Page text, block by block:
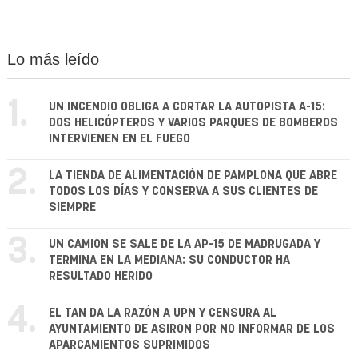
Lo más leído
1.
UN INCENDIO OBLIGA A CORTAR LA AUTOPISTA A-15:
DOS HELICÓPTEROS Y VARIOS PARQUES DE BOMBEROS
INTERVIENEN EN EL FUEGO
2.
LA TIENDA DE ALIMENTACIÓN DE PAMPLONA QUE ABRE
TODOS LOS DÍAS Y CONSERVA A SUS CLIENTES DE
SIEMPRE
3.
UN CAMIÓN SE SALE DE LA AP-15 DE MADRUGADA Y
TERMINA EN LA MEDIANA: SU CONDUCTOR HA
RESULTADO HERIDO
4.
EL TAN DA LA RAZÓN A UPN Y CENSURA AL
AYUNTAMIENTO DE ASIRON POR NO INFORMAR DE LOS
APARCAMIENTOS SUPRIMIDOS